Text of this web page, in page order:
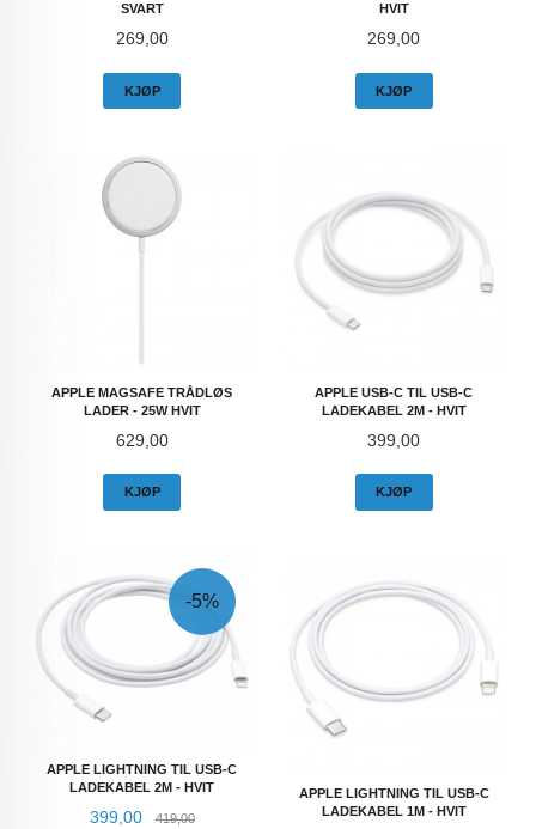
SVART
Pris
269,00
KJØP
HVIT
Pris
269,00
KJØP
APPLE MAGSAFE TRÅDLØS
LADER - 25W HVIT
Pris
629,00
KJØP
APPLE USB-C TIL USB-C
LADEKABEL 2M - HVIT
Pris
399,00
KJØP
APPLE LIGHTNING TIL USB-C
LADEKABEL 2M - HVIT
Tilbud
399,00 419,00Rabatt
-5%
APPLE LIGHTNING TIL USB-C
LADEKABEL 1M - HVIT